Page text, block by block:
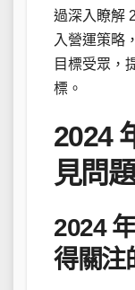
過深入瞭解
入營運策略
目標受眾，
標。
2024
見問
2024
得關注